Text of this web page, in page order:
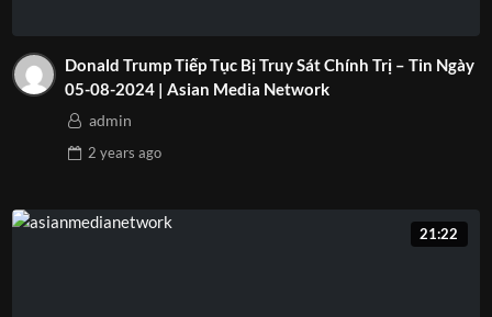
Donald Trump Tiếp Tục Bị Truy Sát Chính Trị – Tin Ngày
05-08-2024 | Asian Media Network
admin
2 years ago
21:22